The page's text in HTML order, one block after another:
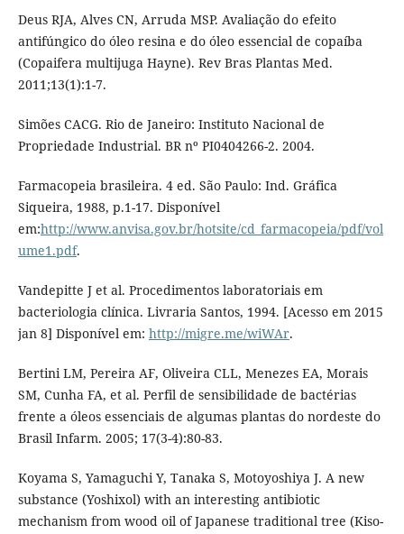
Deus RJA, Alves CN, Arruda MSP. Avaliação do efeito
antifúngico do óleo resina e do óleo essencial de copaíba
(Copaifera multijuga Hayne). Rev Bras Plantas Med.
2011;13(1):1-7.
Simões CACG. Rio de Janeiro: Instituto Nacional de
Propriedade Industrial. BR nº PI0404266-2. 2004.
Farmacopeia brasileira. 4 ed. São Paulo: Ind. Gráfica
Siqueira, 1988, p.1-17. Disponível
em:http://www.anvisa.gov.br/hotsite/cd_farmacopeia/pdf/vol
ume1.pdf.
Vandepitte J et al. Procedimentos laboratoriais em
bacteriologia clínica. Livraria Santos, 1994. [Acesso em 2015
jan 8] Disponível em: http://migre.me/wiWAr.
Bertini LM, Pereira AF, Oliveira CLL, Menezes EA, Morais
SM, Cunha FA, et al. Perfil de sensibilidade de bactérias
frente a óleos essenciais de algumas plantas do nordeste do
Brasil Infarm. 2005; 17(3-4):80-83.
Koyama S, Yamaguchi Y, Tanaka S, Motoyoshiya J. A new
substance (Yoshixol) with an interesting antibiotic
mechanism from wood oil of Japanese traditional tree (Kiso-